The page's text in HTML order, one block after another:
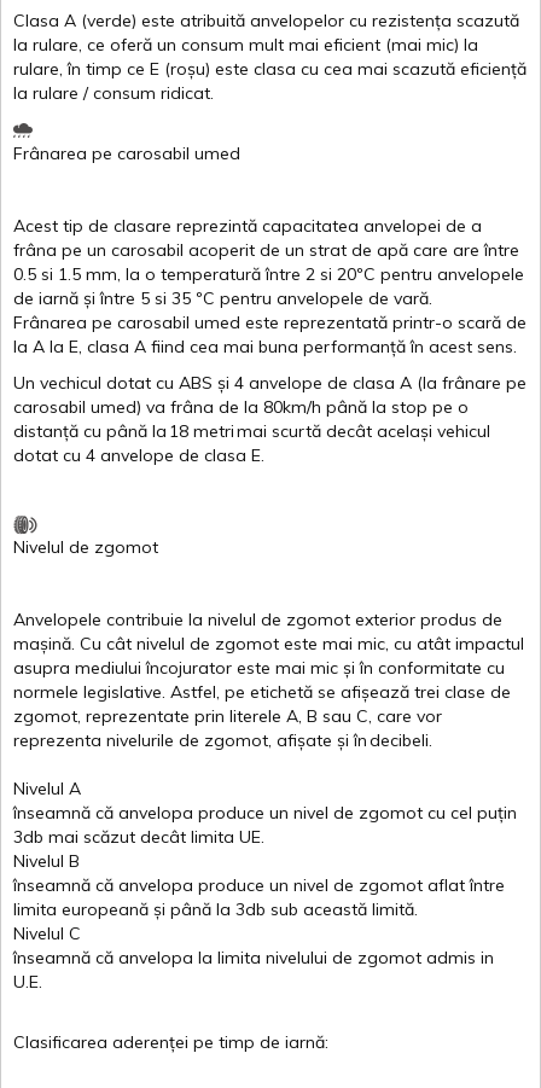
Clasa A (verde) este atribuită anvelopelor cu rezistența scazută
la rulare, ce oferă un consum mult mai eficient (mai mic) la
rulare,în timp ce E (roșu) este clasa cu cea mai scazută eficiență
la rulare /consum ridicat.
Frânarea pe carosabil umed
Acest tip de clasare reprezintă capacitatea anvelopei de a
frâna pe un carosabil acoperit de un strat de apă care areîntre
0.5 si 1.5 mm, la o temperatură între 2 si 20ºC pentru anvelopele
de iarnă și între 5 si 35 ºC pentru anvelopele de vară.
Frânarea pe carosabil umed este reprezentată printr-o scară de
la A la E, clasa A fiind cea mai buna performanță în acest sens.
Un vechicul dotat cu ABS și 4 anvelope de clasa A (la frânare pe
carosabil umed) va frâna de la 80km/h până la stop pe o
distanță cu până la 18 metrimai scurtă decât același vehicul
dotat cu 4 anvelope de clasa E.
Nivelul de zgomot
Anvelopele contribuie la nivelul de zgomot exterior produs de
mașină. Cu cât nivelul de zgomot este mai mic, cu atât impactul
asupra mediului încojurator este mai mic și în conformitate cu
normele legislative. Astfel, pe etichetă se afișează trei clase de
zgomot, reprezentate prin literele A, B sau C, care vor
reprezenta nivelurile de zgomot, afișate și îndecibeli.
Nivelul A
înseamnă că anvelopa produce un nivel de zgomot cu cel puțin
3db mai scăzut decât limita UE.
Nivelul B
înseamnă că anvelopa produce un nivel de zgomot aflat între
limita europeană și până la 3db sub această limită.
Nivelul C
înseamnă că anvelopa la limita nivelului de zgomot admis in
U.E.
Clasificarea aderenței pe timp de iarnă: